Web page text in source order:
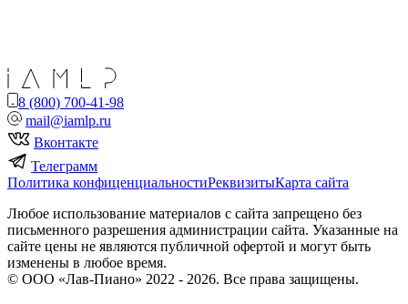
8 (800) 700-41-98
mail@iamlp.ru
Вконтакте
Телеграмм
Политика конфиценциальностиРеквизитыКарта сайта
Любое использование материалов с сайта запрещено без
письменного разрешения администрации сайта. Указанные на
сайте цены не являются публичной офертой и могут быть
изменены в любое время.
© ООО «Лав-Пиано» 2022 - 2026. Все права защищены.